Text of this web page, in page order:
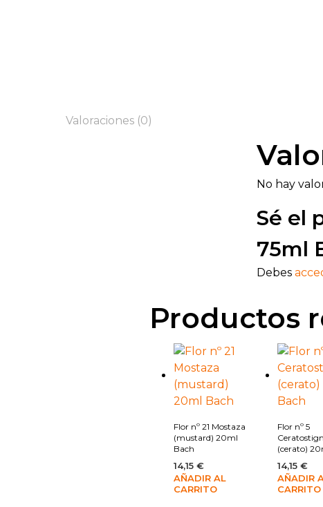
Valoraciones (0)
No hay
Sé el
75ml
Debes
Productos
Añadir a la lista de deseos
Flor nº 21 Mostaza
(mustard) 20ml
Bach
14,15 €
AÑADIR AL
CARRITO
Flor nº 5
(cerato)
14,15 €
AÑADIR
CARRITO